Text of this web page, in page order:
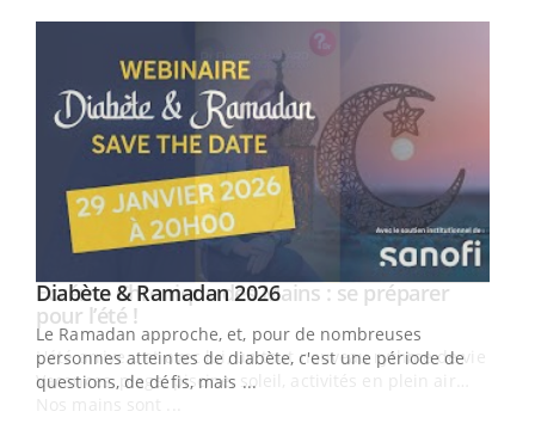
Youtube
Diabète & Ramadan 2026Youtube
Le Ramadan approche, et, pour de nombreuses
personnes atteintes de diabète, c'est une période de
questions, de défis, mais ...